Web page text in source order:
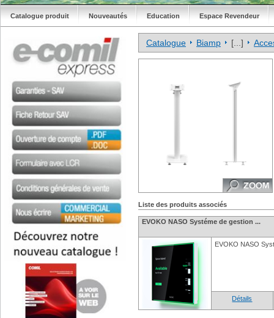
Catalogue produit Nouveautés Education Espace Revendeur
Catalogue Biamp [...]
Liste des produits associés
EVOKO NASO Systéme de gestion ...
EVOKO NASO
Détails